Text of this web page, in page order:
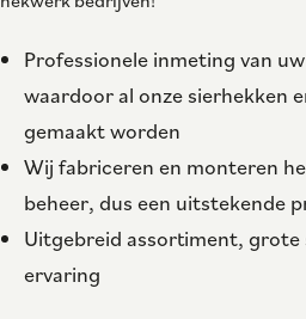
Professionele inmeting van
waardoor al onze sierhekken
gemaakt worden
Wij fabriceren en monteren
beheer, dus een uitstekende
Uitgebreid assortiment,
ervaring